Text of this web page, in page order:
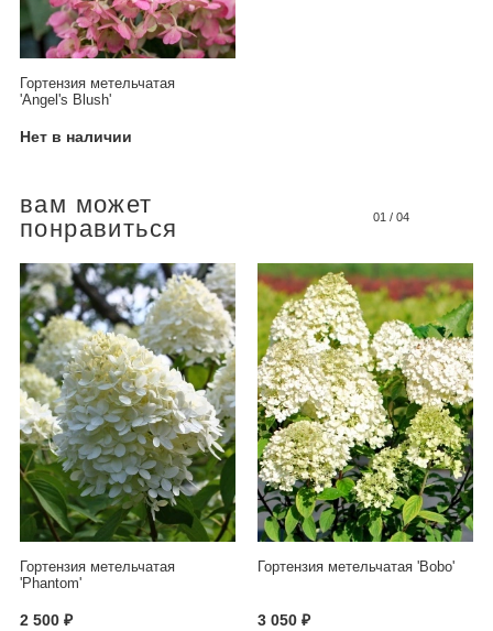
Гортензия метельчатая
'Angel's Blush'
Нет в наличии
вам может
понравиться
01 / 04
Гортензия метельчатая
'Phantom'
2 500 ₽
Гортензия метельчатая 'Bobo'
3 050 ₽